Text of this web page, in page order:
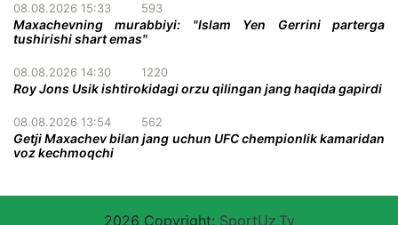
08.08.2026 15:33 593
Maxachevning murabbiyi: "Islam Yen Gerrini parterga
tushirishi shart emas"
08.08.2026 14:30 1220
Roy Jons Usik ishtirokidagi orzu qilingan jang haqida gapirdi
08.08.2026 13:54 562
Getji Maxachev bilan jang uchun UFC chempionlik kamaridan
voz kechmoqchi
2026 Copyright: SportUz.Tv